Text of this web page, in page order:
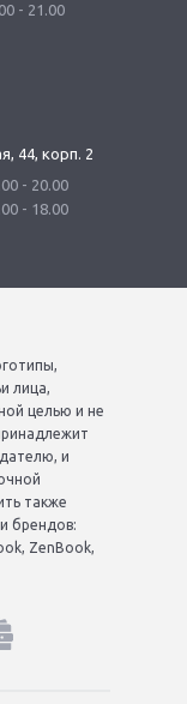
- 21.00
44, корп. 2
- 20.00
- 18.00
лица,
целью и не
и
также
брендов:
ZenBook,